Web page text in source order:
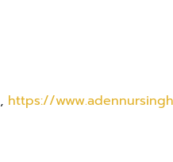
, https://